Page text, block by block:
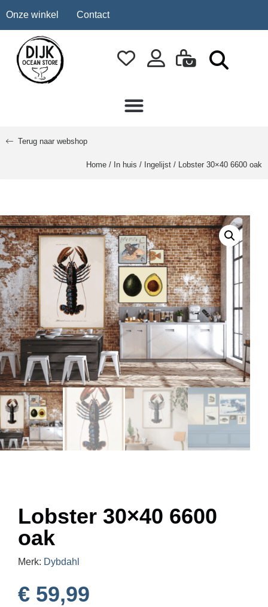
Onze winkel Contact
Terug naar webshop
Home / In huis / Ingelijst / Lobster 30×40 6600 oak
Lobster 30×40 6600
oak
Merk: Dybdahl
€ 59,99